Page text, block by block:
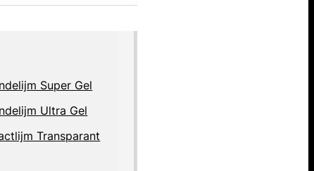
Super Gel
Ultra Gel
Transparant